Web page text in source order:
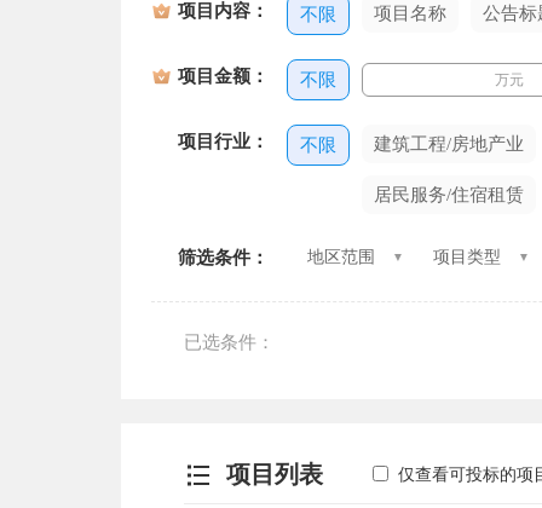
项目内容： 不限 项目名称 公告标
项目金额： 不限 万元
项目行业： 不限 建筑工程/房地产业
居民服务/住宿租赁
筛选条件： 地区范围 项目类型
已选条件：
仅查看可投标的项
项目列表